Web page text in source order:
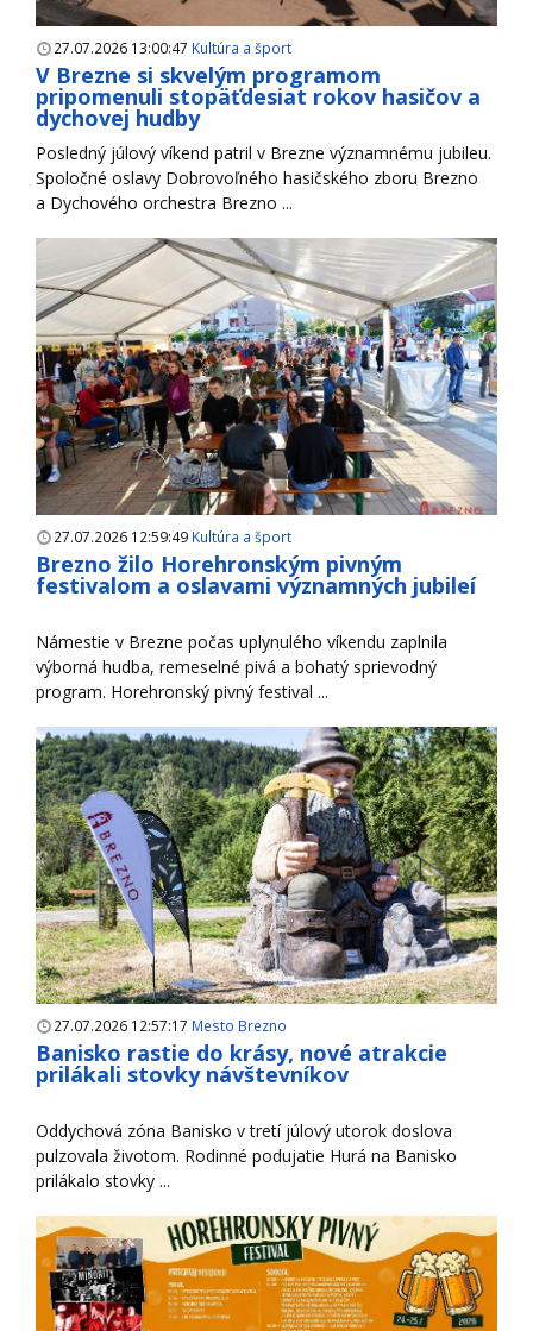
27.07.2026 13:00:47 Kultúra a šport
V Brezne si skvelým programom
pripomenuli stopäťdesiat rokov hasičov a
dychovej hudby
Posledný júlový víkend patril v Brezne významnému jubileu.
Spoločné oslavy Dobrovoľného hasičského zboru Brezno
a Dychového orchestra Brezno ...
27.07.2026 12:59:49 Kultúra a šport
Brezno žilo Horehronským pivným
festivalom a oslavami významných jubileí
Námestie v Brezne počas uplynulého víkendu zaplnila
výborná hudba, remeselné pivá a bohatý sprievodný
program. Horehronský pivný festival ...
27.07.2026 12:57:17 Mesto Brezno
Banisko rastie do krásy, nové atrakcie
prilákali stovky návštevníkov
Oddychová zóna Banisko v tretí júlový utorok doslova
pulzovala životom. Rodinné podujatie Hurá na Banisko
prilákalo stovky ...